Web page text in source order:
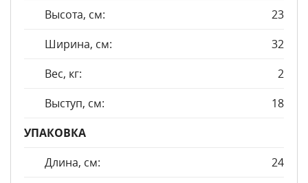
Высота, см:
23
Ширина, см:
32
Вес, кг:
2
Выступ, см:
18
УПАКОВКА
Длина, см:
24